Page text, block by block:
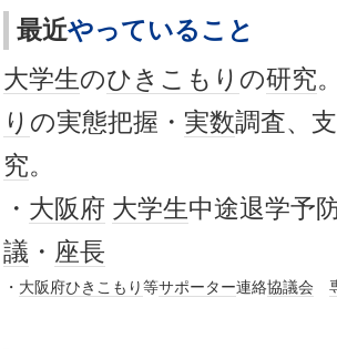
最近やっていること
大学生のひきこもり の研究
り の実態把握・ 実数調査、
究。
・ 大阪府 大学生中途退学予
議 ・ 座長
・ 大阪府ひきこもり等サポーター連絡協議会